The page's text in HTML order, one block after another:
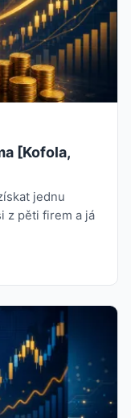
[Kofola,
jednu
z pěti firem a já